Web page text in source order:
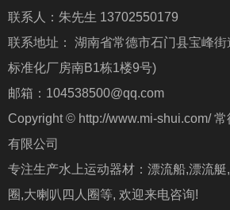
联系人：朱先生 13702550179
联系地址： 湖南省常德市石门县宝峰
标准化厂房南B1栋1楼9号)
邮箱：104538500@qq.com
Copyright © http://www.mi-shui.com/
有限公司
专注生产水上运动器材：漂流船,漂流
圈,大喇叭四人圈等, 欢迎来电咨询!